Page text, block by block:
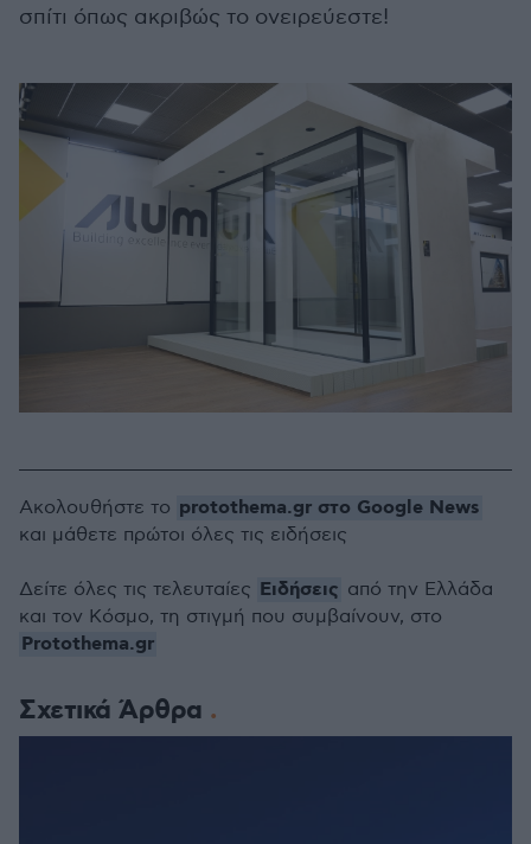
σπίτι όπως ακριβώς το ονειρεύεστε!
Σχετικά Άρθρα
Ακολουθήστε το protothema.gr στο Google News
και μάθετε πρώτοι όλες τις ειδήσεις
Δείτε όλες τις τελευταίες Ειδήσεις από την Ελλάδα
και τον Κόσμο, τη στιγμή που συμβαίνουν, στο
Protothema.gr